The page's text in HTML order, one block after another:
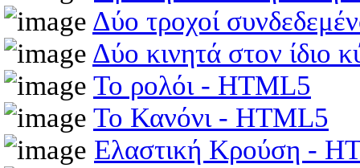
Δύο τροχοί
Δύο κινητά στον ίδιο
Το ρολόι - HTML5
Το Κανόνι - HTML5
Ελαστική Κρούση -